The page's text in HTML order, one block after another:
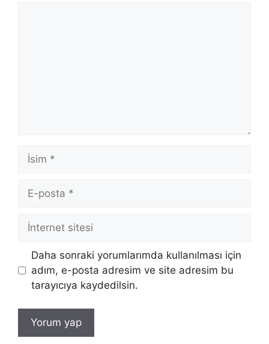
İsim
posta
İnternet
Daha sonraki yorumlarımda kullanılması için
adım, e-posta adresim ve site adresim bu
tarayıcıya kaydedilsin.